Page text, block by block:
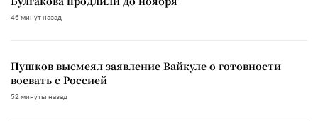
46 минут назад
Пушков высмеял заявление Вайкуле о готовности
воевать с Россией
52 минуты назад